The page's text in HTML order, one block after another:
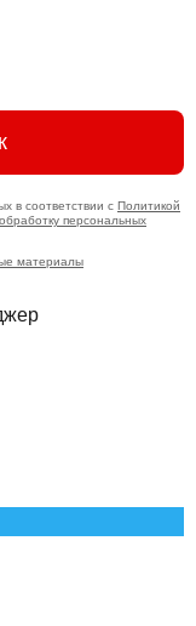
в соответствии с Политикой
персональных
материалы